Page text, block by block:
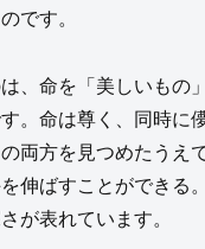
です。
、命を「美しいもの
。命は尊く、同時に
両方を見つめたうえ
伸ばすことができる
が表れています。